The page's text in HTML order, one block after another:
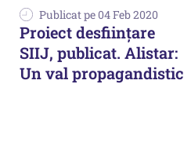
Publicat pe 04 Feb 2020
Proiect desființare
SIIJ, publicat. Alistar:
Un val propagandistic